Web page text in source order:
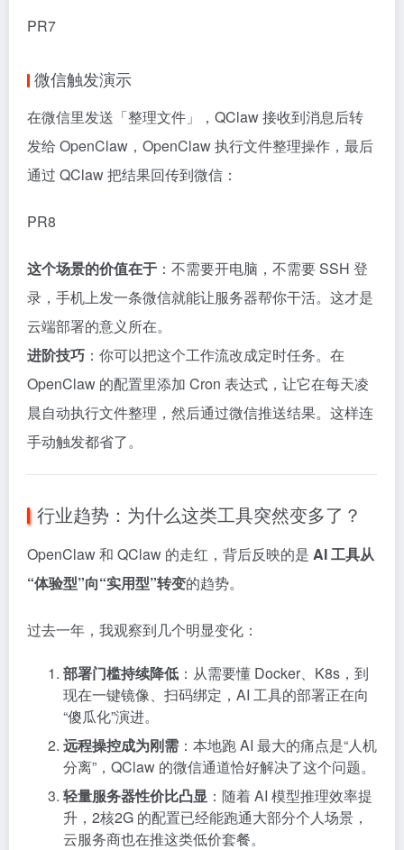
PR7
微信触发演示
在微信里发送「整理文件」，QClaw 接收到消息后转
发给 OpenClaw，OpenClaw 执行文件整理操作，最后
通过 QClaw 把结果回传到微信：
PR8
这个场景的价值在于 ：不需要开电脑，不需要 SSH 登
录，手机上发一条微信就能让服务器帮你干活。这才是
云端部署的意义所在。
进阶技巧 ：你可以把这个工作流改成定时任务。在
OpenClaw 的配置里添加 Cron 表达式，让它在每天凌
晨自动执行文件整理，然后通过微信推送结果。这样连
手动触发都省了。
行业趋势：为什么这类工具突然变多了？
OpenClaw 和 QClaw 的走红，背后反映的是 AI 工具从
“体验型”向“实用型”转变的趋势。
过去一年，我观察到几个明显变化：
部署门槛持续降低 ：从需要懂 Docker、K8s，到
现在一键镜像、扫码绑定，AI 工具的部署正在向
“傻瓜化”演进。
远程操控成为刚需 ：本地跑 AI 最大的痛点是“人机
分离”，QClaw 的微信通道恰好解决了这个问题。
轻量服务器性价比凸显 ：随着 AI 模型推理效率提
升，2核2G 的配置已经能跑通大部分个人场景，
云服务商也在推这类低价套餐。